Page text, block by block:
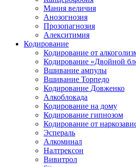
Мания величия
Анозогнозия
Прозопагнозия
Алекситимия
Кодирование
Кодирование от
Кодирование «Двойной
Вшивание ампулы
Вшивание Торпедо
Кодирование Довженко
Алкоблокада
Кодирование на дому
Кодирование гипнозом
Кодирование от
Эспераль
Алкоминал
Налтрексон
Вивитрол